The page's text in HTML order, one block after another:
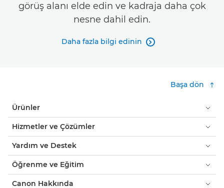
görüş alanı elde edin ve kadraja daha çok
nesne dahil edin.
Daha fazla bilgi edinin 
Başa dön
Ürünler
Hizmetler ve Çözümler
Yardım ve Destek
Öğrenme ve Eğitim
Canon Hakkında